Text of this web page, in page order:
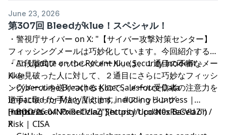
だけるといいかもしれませんね。管理コンソール乗っ取り
はほんま怖い。
June 23, 2026
第307回 Bleedがklue！スペシャル！
・ 警視庁サイバー on X: "【サイバー攻撃対策センター】
フィッシングメールは巧妙化しています。今回紹介する
「二段階式フィッシングメール」は、１通目の不審なメー
ルを見破った人に対して、２通目にさらに巧妙なフィッシ
ングメールを送りつけるもので、メール受信者の注意力を
逆手に取った手法と言えます。 #フィッシング
[https://t.co/N0xReCVlaZ"](https://t.co/N0xReCVlaZ") /
X
・An Update on the Recent Klue Security Incident –
Klue
・Cybercrime Breaches Klue: Salesforce Data
Impacted for Many Victims, including Huntress |
Huntress
・BOD 26-04: Prioritizing Security Updates Based on
Risk | CISA